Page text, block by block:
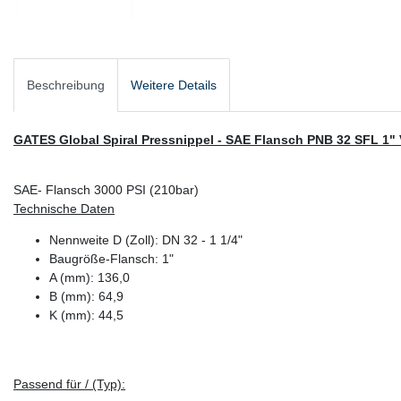
Beschreibung Weitere Details
GATES Global Spiral Pressnippel - SAE Flansch PNB 32 SFL 1"
SAE- Flansch 3000 PSI (210bar)
Technische Daten
Nennweite D (Zoll): DN 32 - 1 1/4"
Baugröße-Flansch: 1"
A (mm): 136,0
B (mm): 64,9
K (mm): 44,5
Passend für / (Typ):